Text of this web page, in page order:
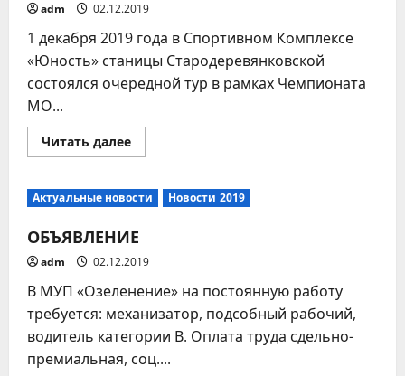
adm 02.12.2019
1 декабря 2019 года в Спортивном Комплексе
«Юность» станицы Стародеревянковской
состоялся очередной тур в рамках Чемпионата
МО...
Читать далееПрочитать
больше
побед
нашим
и
футболистам!
Актуальные новости Новости 2019
ОБЪЯВЛЕНИЕ
adm 02.12.2019
В МУП «Озеленение» на постоянную работу
требуется: механизатор, подсобный рабочий,
водитель категории В. Оплата труда сдельно-
премиальная, соц....